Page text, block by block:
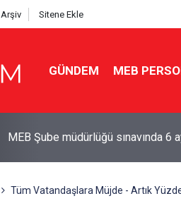
Arşiv Sitene Ekle
GÜNDEM MEB
MEB Şube müdürlüğü sınavında 6
Tüm Vatandaşlara Müjde - Artık